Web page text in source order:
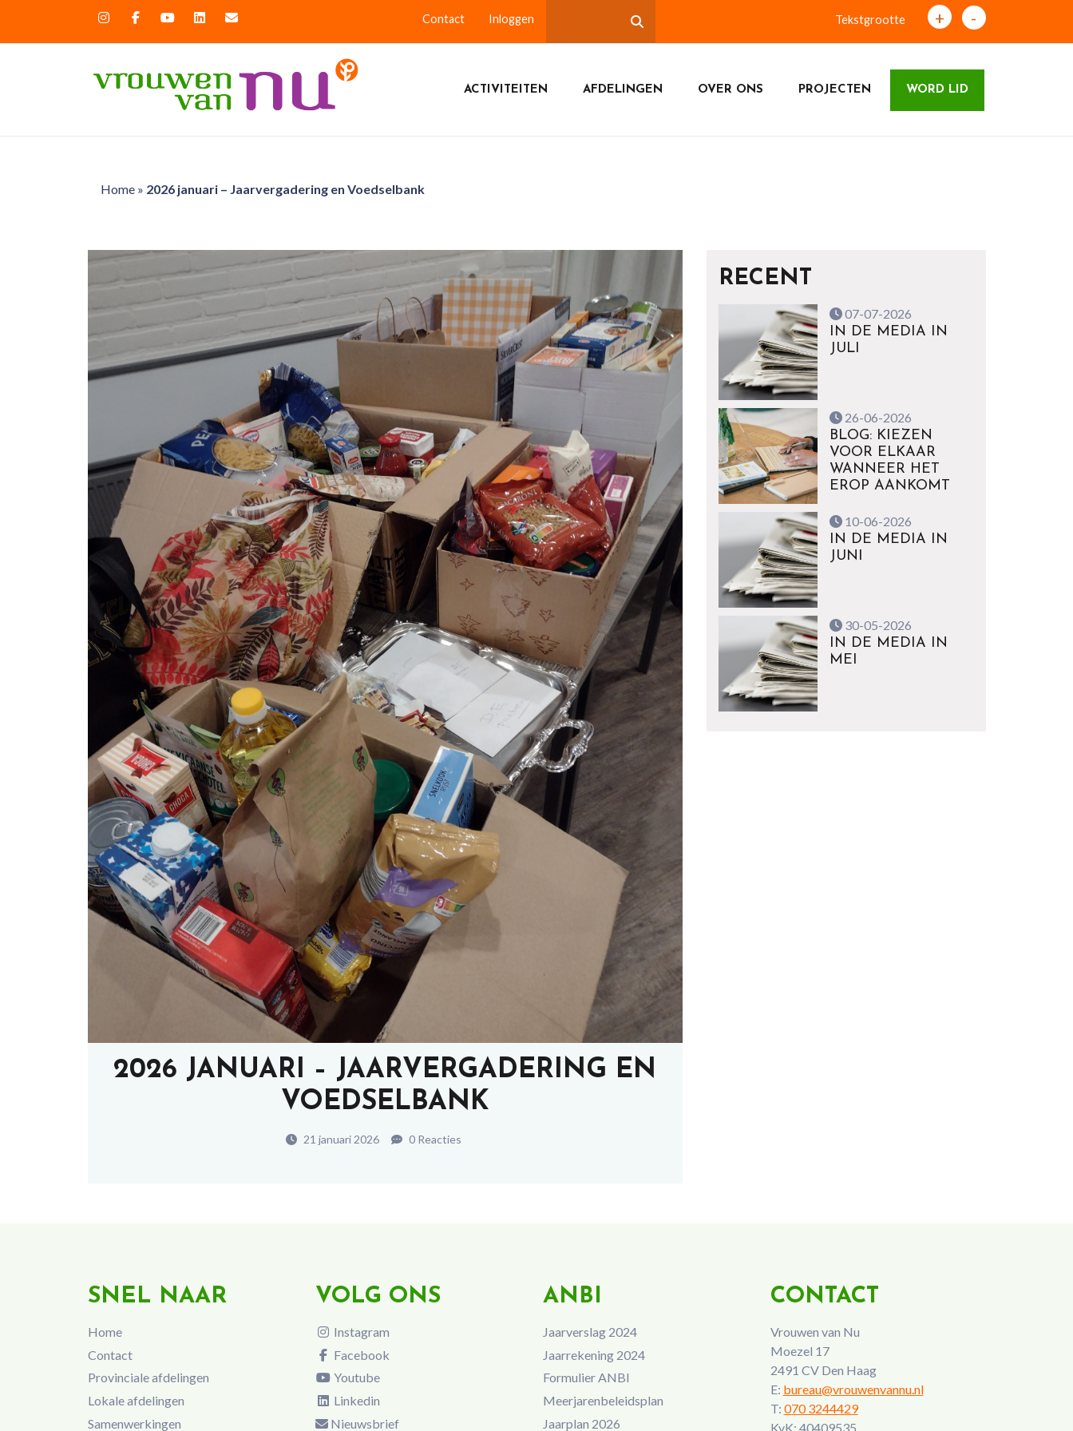
Contact Inloggen Tekstgrootte + -
ACTIVITEITEN AFDELINGEN OVER ONS PROJECTEN WORD LID
Home» 2026 januari – Jaarvergadering en Voedselbank
2026 JANUARI – JAARVERGADERING EN
VOEDSELBANK
21 januari 2026 0 Reacties
RECENT
07-07-2026
IN DE MEDIA IN
JULI
26-06-2026
BLOG: KIEZEN
VOOR ELKAAR
WANNEER HET
EROP AANKOMT
10-06-2026
IN DE MEDIA IN
JUNI
30-05-2026
IN DE MEDIA IN
MEI
SNEL NAAR
Home
Contact
Provinciale afdelingen
Lokale afdelingen
Samenwerkingen
VOLG ONS
Instagram
Facebook
Youtube
Linkedin
Nieuwsbrief
ANBI
Jaarverslag 2024
Jaarrekening 2024
Formulier ANBI
Meerjarenbeleidsplan
Jaarplan 2026
CONTACT
Vrouwen van Nu
Moezel 17
2491 CV Den Haag
E: bureau@vrouwenvannu.nl
T: 070 3244429
KvK: 40409535